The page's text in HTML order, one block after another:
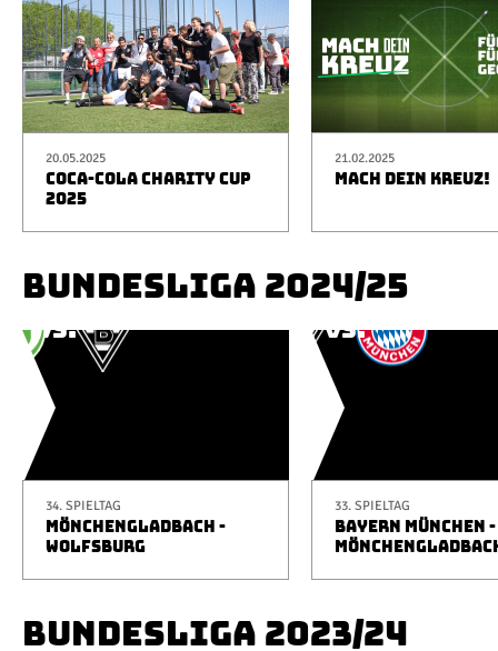
20.05.2025
COCA-COLA CHARITY CUP
2025
21.02.2025
MACH DEIN KREUZ!
BUNDESLIGA 2024/25
34. SPIELTAG
MÖNCHENGLADBACH -
WOLFSBURG
33. SPIELTAG
BAYERN MÜNCHEN -
BUNDESLIGA 2023/24